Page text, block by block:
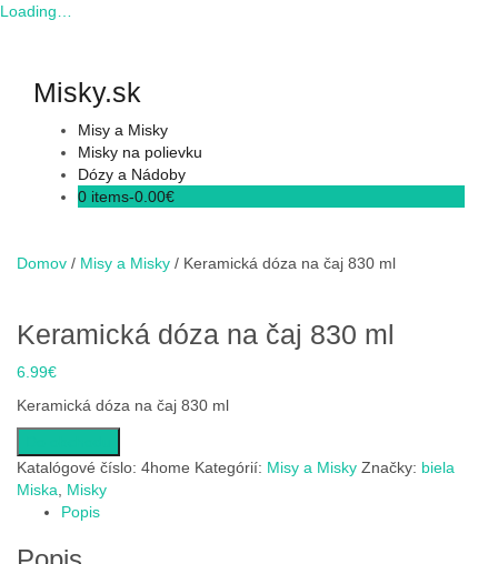
Loading…
Misky.sk
Misy a Misky
Misky na polievku
Dózy a Nádoby
0 items-0.00€
Domov / Misy a Misky / Keramická dóza na čaj 830 ml
Keramická dóza na čaj 830 ml
6.99€
Keramická dóza na čaj 830 ml
Katalógové číslo: 4home Kategórií: Misy a Misky Značky: biela
Miska, Misky
Popis